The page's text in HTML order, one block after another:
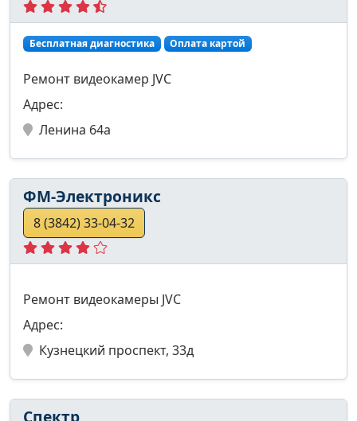
Бесплатная диагностика Оплата картой
Ремонт видеокамер JVC
Адрес:
Ленина 64а
ФМ-Электроникс
8 (3842) 33-04-32
Ремонт видеокамеры JVC
Адрес:
Кузнецкий проспект, 33д